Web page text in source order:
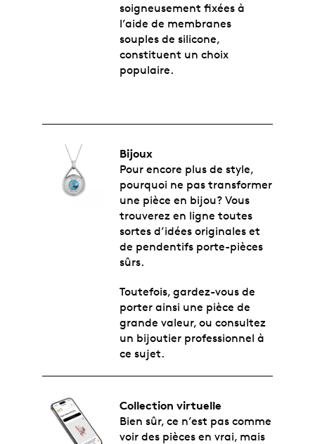
soigneusement fixées à
l’aide de membranes
souples de silicone,
constituent un choix
populaire.
Bijoux
Pour encore plus de style,
pourquoi ne pas transformer
une pièce en bijou? Vous
trouverez en ligne toutes
sortes d’idées originales et
de pendentifs porte-pièces
sûrs.
Toutefois, gardez-vous de
porter ainsi une pièce de
grande valeur, ou consultez
un bijoutier professionnel à
ce sujet.
Collection virtuelle
Bien sûr, ce n’est pas comme
voir des pièces en vrai, mais